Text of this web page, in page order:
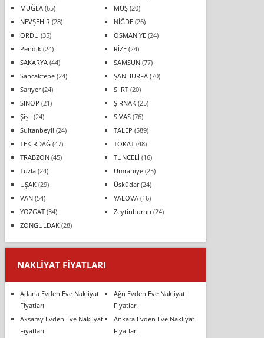
MUĞLA(65) MUŞ(20)
NEVŞEHİR (28) NİĞDE(26)
ORDU (35) OSMANİYE(24)
Pendik(24) RİZE(24)
SAKARYA(44) SAMSUN(77)
Sancaktepe(24) ŞANLIURFA(70)
Sarıyer(24) SİİRT(20)
SİNOP (21) ŞIRNAK(25)
Şişli (24) SİVAS(76)
Sultanbeyli (24) TALEP (589)
TEKİRDAĞ(47) TOKAT(48)
TRABZON(45) TUNCELİ (16)
Tuzla(24) Ümraniye(25)
UŞAK(29) Üsküdar(24)
VAN(54) YALOVA(16)
YOZGAT(34) Zeytinburnu (24)
ZONGULDAK(28)
NAKLIYAT FIYATLARI
Adana Evden Eve Nakliyat
Fiyatları
Ağrı Evden Eve Nakliyat
Fiyatları
Aksaray Evden Eve Nakliyat
Fiyatları
Ankara Evden Eve Nakliyat
Fiyatları